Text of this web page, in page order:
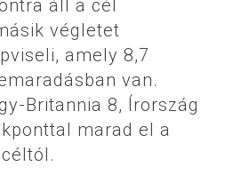
áll a cél
végletet
amely 8,7
van.
Britannia 8, Írország
marad el a